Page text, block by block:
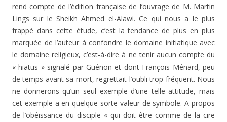
rend compte de l’édition française de l’ouvrage de M. Martin
Lings sur le Sheikh Ahmed el-Alawi. Ce qui nous a le plus
frappé dans cette étude, c’est la tendance de plus en plus
marquée de l’auteur à confondre le domaine initiatique avec
le domaine religieux, c’est-à-dire à ne tenir aucun compte du
« hiatus » signalé par Guénon et dont François Ménard, peu
de temps avant sa mort, regrettait l’oubli trop fréquent. Nous
ne donnerons qu’un seul exemple d’une telle attitude, mais
cet exemple a en quelque sorte valeur de symbole. A propos
de l’obéissance du disciple « qui doit être comme de la cire